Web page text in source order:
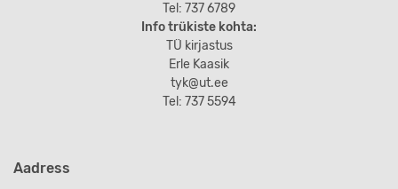
Tel: 737 6789
Info trükiste kohta:
TÜ kirjastus
Erle Kaasik
tyk@ut.ee
Tel: 737 5594
Aadress